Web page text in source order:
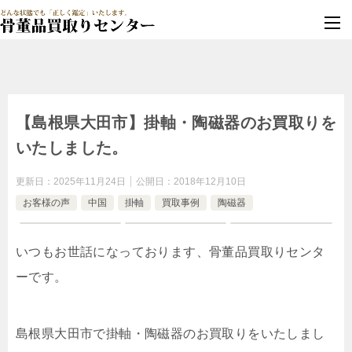
【島根県大田市】掛軸・陶磁器のお買取りを
いたしました。
更新日： 2025年11月24日 公開日： 2018年12月10日
お客様の声
中国 掛軸 買取事例 陶磁器
いつもお世話になっております、骨董品買取りセンタ
ーです。
島根県大田市で掛軸・陶磁器のお買取りをいたしまし